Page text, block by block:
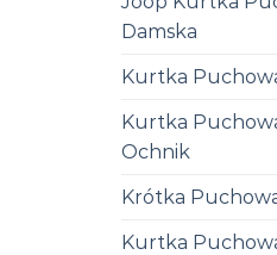
Damska
Kurtka
Kurtka
Ochnik
Krótka
Kurtka